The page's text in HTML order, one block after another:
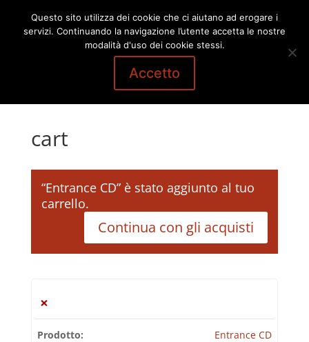
cart
“Entrance CD” è stato aggiunto al tuo
carrello.
Continua con gli acquisti
×
Entrance CD
Questo sito utilizza dei cookie che ci aiutano ad erogare i
servizi. Continuando la navigazione l’utente accetta le nostre
modalità d'uso dei cookie stessi.
Accetto